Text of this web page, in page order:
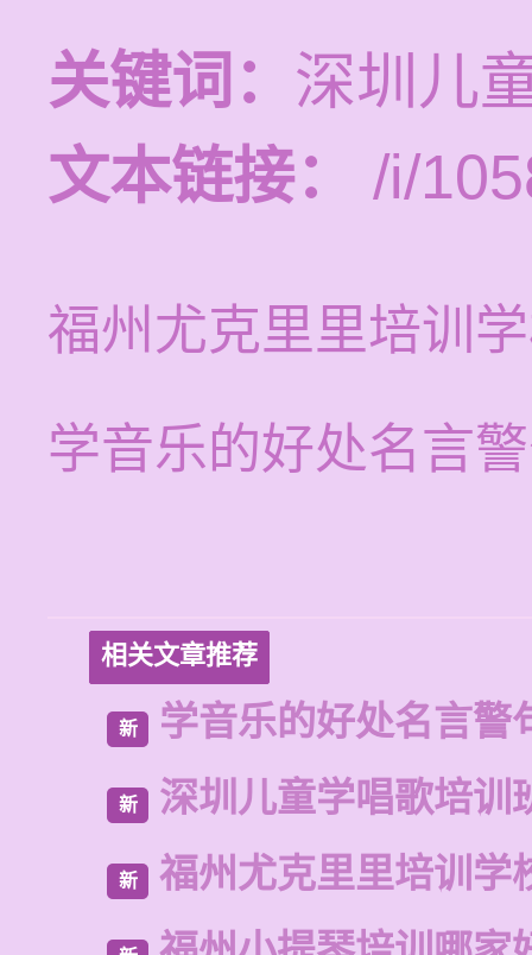
关键词： 深圳儿
文本链接：
/i/
福州尤克里里培训
学音乐的好处名言
相关文章推荐
新 学音乐的好处名言警
新 深圳儿童学唱歌培训
新 福州尤克里里培训学